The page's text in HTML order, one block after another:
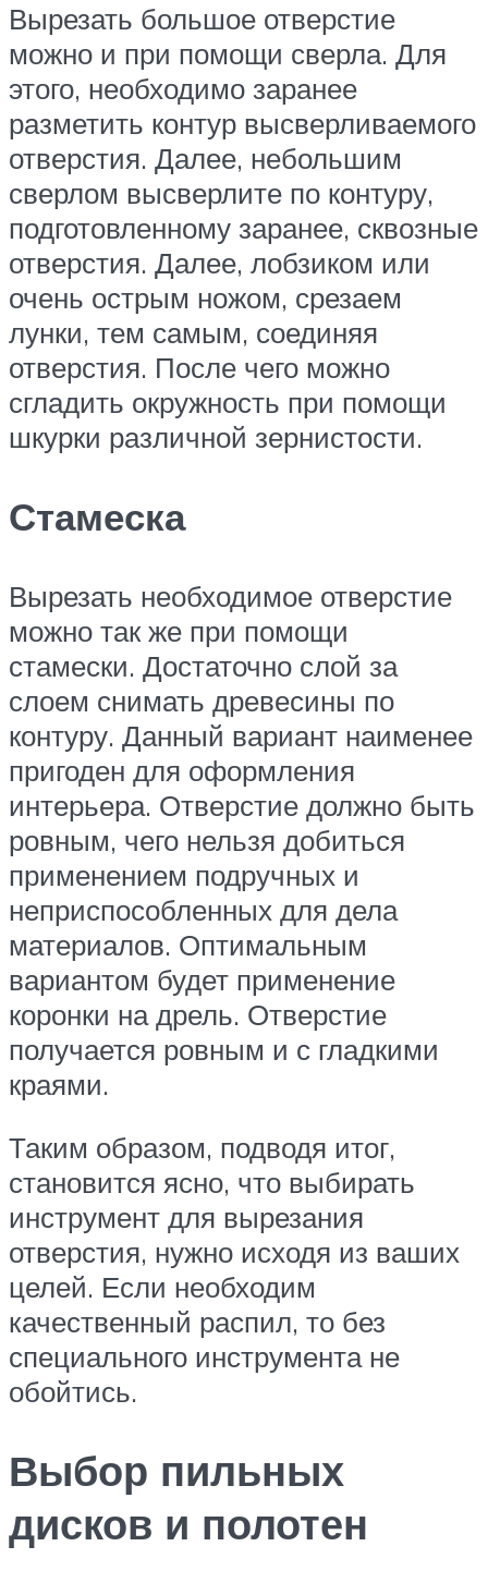
Вырезать большое отверстие
можно и при помощи сверла. Для
этого, необходимо заранее
разметить контур высверливаемого
отверстия. Далее, небольшим
сверлом высверлите по контуру,
подготовленному заранее, сквозные
отверстия. Далее, лобзиком или
очень острым ножом, срезаем
лунки, тем самым, соединяя
отверстия. После чего можно
сгладить окружность при помощи
шкурки различной зернистости.
Стамеска
Вырезать необходимое отверстие
можно так же при помощи
стамески. Достаточно слой за
слоем снимать древесины по
контуру. Данный вариант наименее
пригоден для оформления
интерьера. Отверстие должно быть
ровным, чего нельзя добиться
применением подручных и
неприспособленных для дела
материалов. Оптимальным
вариантом будет применение
коронки на дрель. Отверстие
получается ровным и с гладкими
краями.
Таким образом, подводя итог,
становится ясно, что выбирать
инструмент для вырезания
отверстия, нужно исходя из ваших
целей. Если необходим
качественный распил, то без
специального инструмента не
обойтись.
Выбор пильных
дисков и полотен